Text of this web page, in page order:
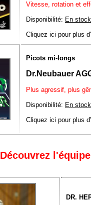
Vitesse, rotation et
Disponibilité: En stock
Cliquez ici pour plus
Picots mi-longs
Dr.Neubauer
Plus agressif, plus
Disponibilité: En stock
Cliquez ici pour plus
Découvrez
DR.